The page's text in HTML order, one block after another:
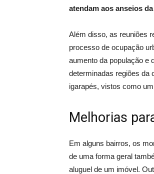
atendam aos anseios
Além disso, as reuniões
processo de ocupação
aumento da população e
determinadas regiões da
igarapés, vistos como
Melhorias
Em alguns bairros, os
de uma forma geral
aluguel de um imóvel.